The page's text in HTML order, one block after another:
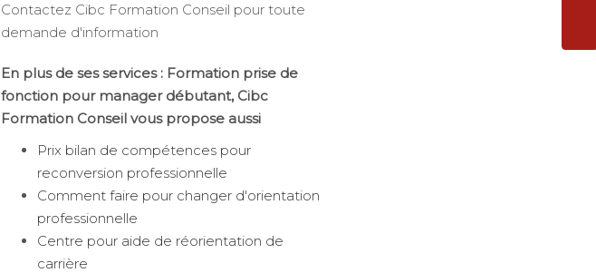
Contactez Cibc Formation Conseil pour toute
demande d'information
En plus de ses services : Formation prise de
fonction pour manager débutant, Cibc
Formation Conseil vous propose aussi
Prix bilan de compétences pour
reconversion professionnelle
Comment faire pour changer d'orientation
professionnelle
Centre pour aide de réorientation de
carrière